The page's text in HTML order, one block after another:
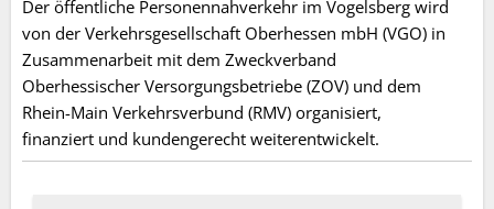
Der öffentliche Personennahverkehr im Vogelsberg wird
von der Verkehrsgesellschaft Oberhessen mbH (VGO) in
Zusammenarbeit mit dem Zweckverband
Oberhessischer Versorgungsbetriebe (ZOV) und dem
Rhein-Main Verkehrsverbund (RMV) organisiert,
finanziert und kundengerecht weiterentwickelt.